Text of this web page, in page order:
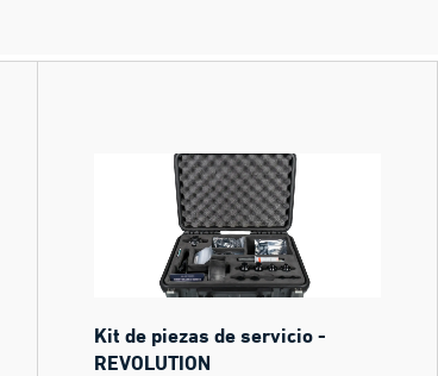
Kit de piezas de servicio -
REVOLUTION